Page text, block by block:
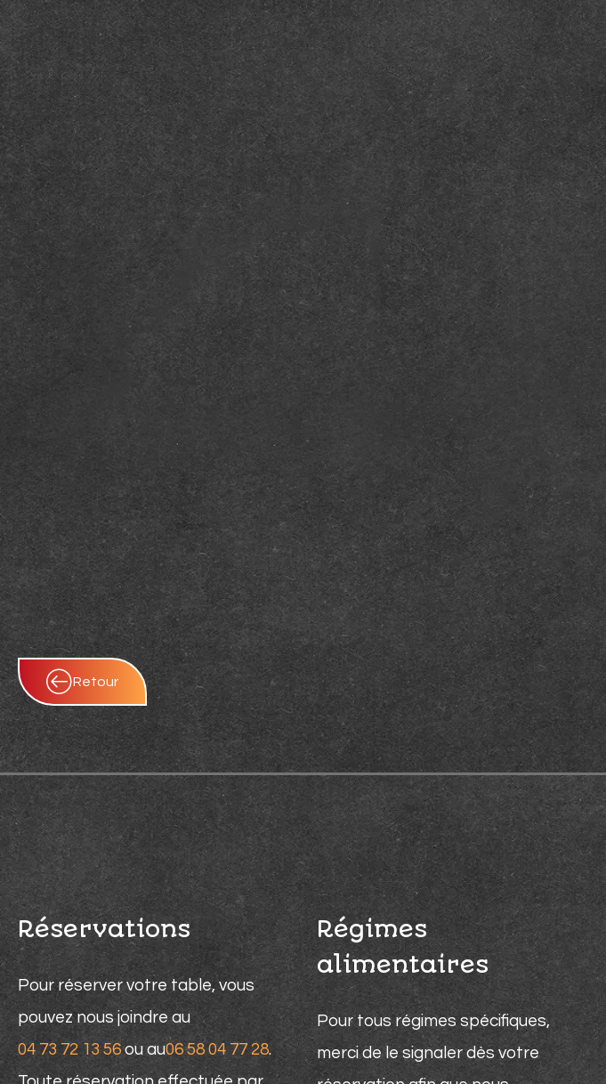
07 DÉCEMBRE 2025
Retour
Réservations
Pour réserver votre table, vous
pouvez nous joindre au
04 73 72 13 56ou au06 58 04 77 28.
Régimes
alimentaires
Pour tous régimes spécifiques,
merci de le signaler dès votre